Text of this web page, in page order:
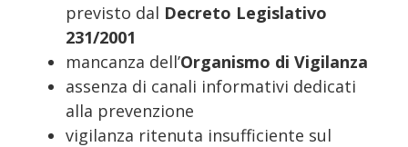
previsto dal Decreto Legislativo
231/2001
mancanza dell’Organismo di Vigilanza
assenza di canali informativi dedicati
alla prevenzione
vigilanza ritenuta insufficiente sul